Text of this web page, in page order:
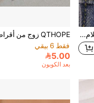
QTHOPE شارات إينامل مخصصة لأفلام الخيال العلمي، شارات صدر بنمط بانك، هدية للمعجبين والأصدقاء
فقط 6 بيقي
5.00
بعد الكوبون